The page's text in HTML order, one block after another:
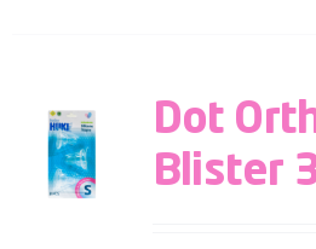
Dot
Blister